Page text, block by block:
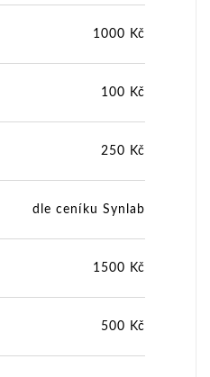
1000 Kč
100 Kč
250 Kč
dle ceníku Synlab
1500 Kč
500 Kč